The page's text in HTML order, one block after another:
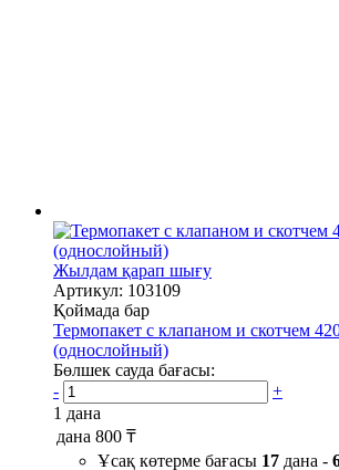
Жылдам қарап шығу
Артикул: 103109
Қоймада бар
Термопакет с клапаном и скотчем
(однослойный)
Бөлшек сауда бағасы:
-
+
1 дана
дана 800 ₸
Ұсақ көтерме бағасы 17 дана -